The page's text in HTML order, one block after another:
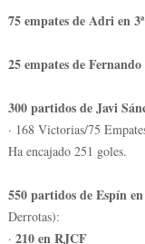
75 empates de Adri en
25 empates de
300 partidos de Javi
· 168 Victorias/75
Ha encajado 251 goles.
550 partidos de Espín
Derrotas):
· 210 en RJCF